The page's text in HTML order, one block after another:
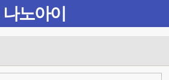
나노아이